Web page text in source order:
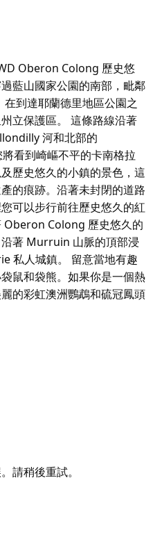
Oberon Colong 歷史悠
藍山國家公園的南部，毗鄰
到達耶蘭德里地區公園之
立保護區。 這條路線沿著
河和北部的
看到崎嶇不平的卡南格拉
歷史悠久的小鎮的景色，這
的痕跡。沿著未封閉的道路
可以步行前往歷史悠久的紅
Oberon Colong 歷史悠久的
著 Murruin 山脈的頂部浸
私人城鎮。 留意當地有趣
鼠和袋熊。如果你是一個熱
的彩虹澳洲鸚鵡和硫冠鳳頭
藍山國家公園的南部，毗鄰
到達耶蘭德里地區公園之
以及歷史悠久的小鎮的景
採遺產的痕跡。沿著未封閉
那裡您可以步行前往歷史悠
私人城鎮。
請稍後重試。